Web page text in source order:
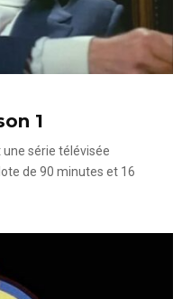
1
une série télévisée
de 90 minutes et 16